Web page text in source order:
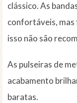
clássico. As
confortáveis, mas
isso não são
As pulseiras de
acabamento
baratas.